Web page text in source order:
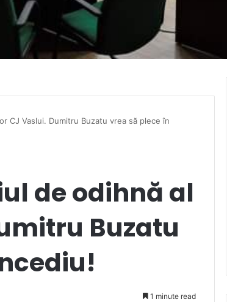
CJ Vaslui. Dumitru Buzatu vrea să plece în
de odihnă al
Buzatu
1 minute read